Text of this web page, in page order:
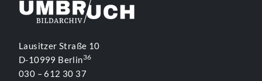
Lausitzer Straße 10
D-10999 Berlin36
030 – 612 30 37